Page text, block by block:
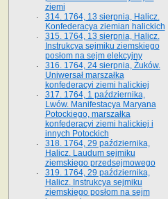
ziemi
314. 1764, 13 sierpnia, Halicz.
Konfederacya ziemian halickich
315. 1764, 13 sierpnia, Halicz.
Instrukcya sejmiku ziemskiego
posłom na sejm elekcyjny
316. 1764, 24 sierpnia, Żuków.
Uniwersał marszałka
konfederacyi ziemi halickiej
317. 1764, 1 października,
Lwów. Manifestacya Maryana
Potockiego, marszałka
konfederacyi ziemi halickiej i
innych Potockich
318. 1764, 29 października,
Halicz. Laudum sejmiku
ziemskiego przedsejmowego
319. 1764, 29 października,
Halicz. Instrukcya sejmiku
ziemskiego posłom na sejm